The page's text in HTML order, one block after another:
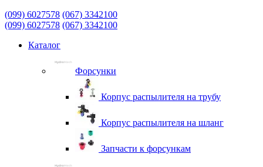
(099) 6027578 (067) 3342100
(099) 6027578 (067) 3342100
Каталог
Форсунки
Корпус распылителя на трубу
Корпус распылителя на шланг
Запчасти к форсункам